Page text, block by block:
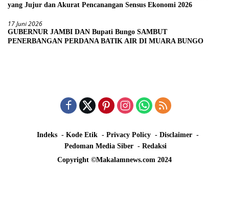
yang Jujur dan Akurat Pencanangan Sensus Ekonomi 2026
17 Juni 2026
GUBERNUR JAMBI DAN Bupati Bungo SAMBUT
PENERBANGAN PERDANA BATIK AIR DI MUARA BUNGO
Indeks Kode Etik Privacy Policy
Disclaimer
Pedoman Media Siber
Redaksi
Copyright ©Makalamnews.com 2024